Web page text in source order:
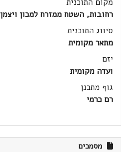
רחובות, השטח ממזרח למכון ויצמן
סיווג התוכנית
מתאר מקומית
יזם
ועדה מקומית
גוף מתכנן
רם כרמי
מסמכים